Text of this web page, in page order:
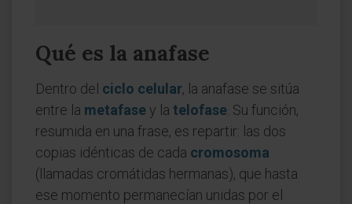
Qué es la anafase
Dentro del ciclo celular, la anafase se sitúa
entre la metafasey la telofase . Su función,
resumida en una frase, es repartir: las dos
copias idénticas de cada cromosoma
(llamadas cromátidas hermanas), que hasta
ese momento permanecían unidas por el